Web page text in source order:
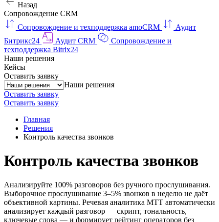
Назад
Сопровождение CRM
Сопровождение и техподдержка amoCRM
Аудит
Битрикс24
Аудит CRM
Сопровождение и
техподдержка Bitrix24
Наши решения
Кейсы
Оставить заявку
Наши решения
Оставить заявку
Оставить заявку
Главная
Решения
Контроль качества звонков
Контроль качества звонков
Анализируйте 100% разговоров без ручного прослушивания.
Выборочное прослушивание 3–5% звонков в неделю не даёт
объективной картины. Речевая аналитика МТТ автоматически
анализирует каждый разговор — скрипт, тональность,
ключевые слова — и формирует рейтинг операторов без